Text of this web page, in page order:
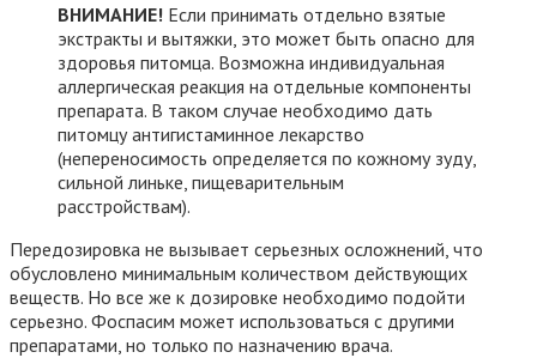
ВНИМАНИЕ! Если принимать отдельно взятые
экстракты и вытяжки, это может быть опасно для
здоровья питомца. Возможна индивидуальная
аллергическая реакция на отдельные компоненты
препарата. В таком случае необходимо дать
питомцу антигистаминное лекарство
(непереносимость определяется по кожному зуду,
сильной линьке, пищеварительным
расстройствам).
Передозировка не вызывает серьезных осложнений, что
обусловлено минимальным количеством действующих
веществ. Но все же к дозировке необходимо подойти
серьезно. Фоспасим может использоваться с другими
препаратами, но только по назначению врача.